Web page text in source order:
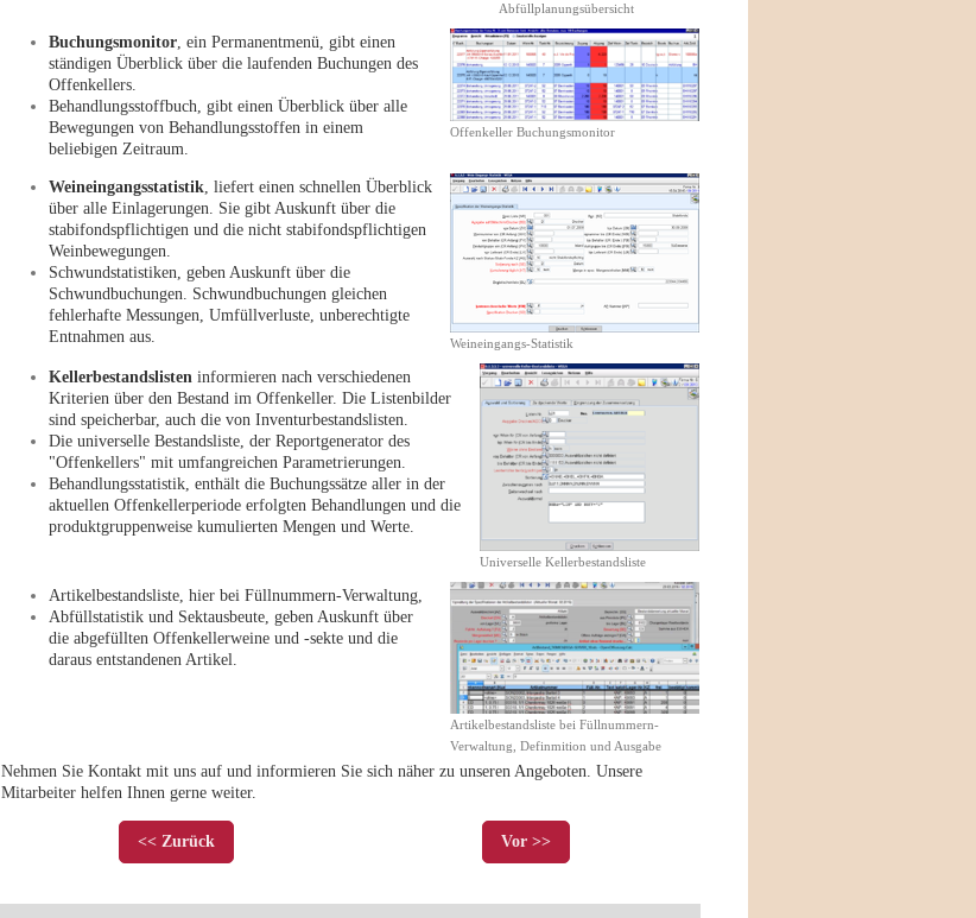
Abfüllplanungsübersicht
Offenkeller Buchungsmonitor
Buchungsmonitor, ein Permanentmenü, gibt einen
ständigen Überblick über die laufenden Buchungen des
Offenkellers.
Behandlungsstoffbuch, gibt einen Überblick über alle
Bewegungen von Behandlungsstoffen in einem
beliebigen Zeitraum.
Weineingangs-Statistik
Weineingangsstatistik, liefert einen schnellen Überblick
über alle Einlagerungen. Sie gibt Auskunft über die
stabifondspflichtigen und die nicht stabifondspflichtigen
Weinbewegungen.
Schwundstatistiken, geben Auskunft über die
Schwundbuchungen. Schwundbuchungen gleichen
fehlerhafte Messungen, Umfüllverluste, unberechtigte
Entnahmen aus.
Universelle Kellerbestandsliste
Kellerbestandslisteninformieren nach verschiedenen
Kriterien über den Bestand im Offenkeller. Die Listenbilder
sind speicherbar, auch die von Inventurbestandslisten.
Die universelle Bestandsliste, der Reportgenerator des
"Offenkellers" mit umfangreichen Parametrierungen.
Behandlungsstatistik, enthält die Buchungssätze aller in der
aktuellen Offenkellerperiode erfolgten Behandlungen und die
produktgruppenweise kumulierten Mengen und Werte.
Artikelbestandsliste bei Füllnummern-
Verwaltung, Definmition und Ausgabe
Artikelbestandsliste, hier bei Füllnummern-Verwaltung,
Abfüllstatistik und Sektausbeute, geben Auskunft über
die abgefüllten Offenkellerweine und -sekte und die
daraus entstandenen Artikel.
Nehmen Sie Kontakt mit uns auf und informieren Sie sich näher zu unseren Angeboten. Unsere
Mitarbeiter helfen Ihnen gerne weiter.
<< Zurück Vor >>